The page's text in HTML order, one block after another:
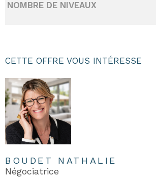
NOMBRE DE NIVEAUX
CETTE OFFRE VOUS INTÉRESSE
BOUDET NATHALIE
Négociatrice